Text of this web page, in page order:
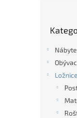
Ložnice